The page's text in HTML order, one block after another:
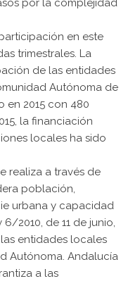
por la complejidad
en este
trimestrales. La
de las entidades
Autónoma de
en 2015 con 480
la financiación
locales ha sido
realiza a través de
población,
urbana y capacidad
2010, de 11 de junio,
entidades locales
Autónoma. Andalucía
a las